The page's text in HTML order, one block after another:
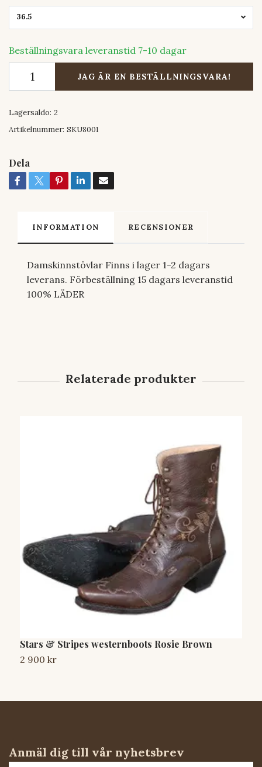
36.5
Beställningsvara leveranstid 7-10 dagar
JAG ÄR EN BESTÄLLNINGSVARA!
Lagersaldo: 2
Artikelnummer: SKU8001
Dela
INFORMATION RECENSIONER
Damskinnstövlar Finns i lager 1-2 dagars
leverans. Förbeställning 15 dagars leveranstid
100% LÄDER
Stars & Stripes westernboots Rosie Brown
2 900 kr
Anmäl dig till vår nyhetsbrev